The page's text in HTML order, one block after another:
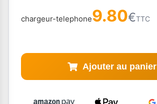
chargeur-telephone9.80€TTC
Ajouter au panier